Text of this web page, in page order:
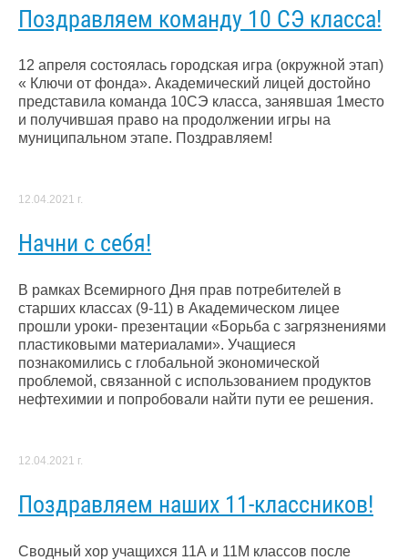
Поздравляем команду 10 СЭ класса!
12 апреля состоялась городская игра (окружной этап)
«​ Ключи от​ фонда». Академический лицей достойно​
представила команда 10СЭ класса, занявшая 1место
и получившая право на продолжении игры на
муниципальном этапе. Поздравляем!
12.04.2021 г.
Начни с себя!
В рамках Всемирного Дня прав потребителей в
старших классах (9-11) в Академическом лицее
прошли уроки- презентации «Борьба с загрязнениями
пластиковыми материалами». Учащиеся​
познакомились с глобальной экономической
проблемой,​ связанной с использованием продуктов
нефтехимии и попробовали найти пути ее решения.
12.04.2021 г.
Поздравляем наших 11-классников!
Сводный хор учащихся 11А и 11М классов после